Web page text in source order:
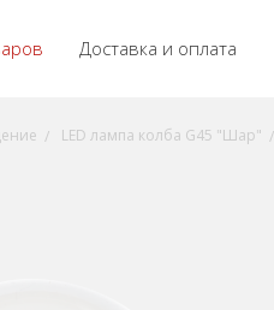
Доставка и оплата
LED лампа колба G45 "Шар"